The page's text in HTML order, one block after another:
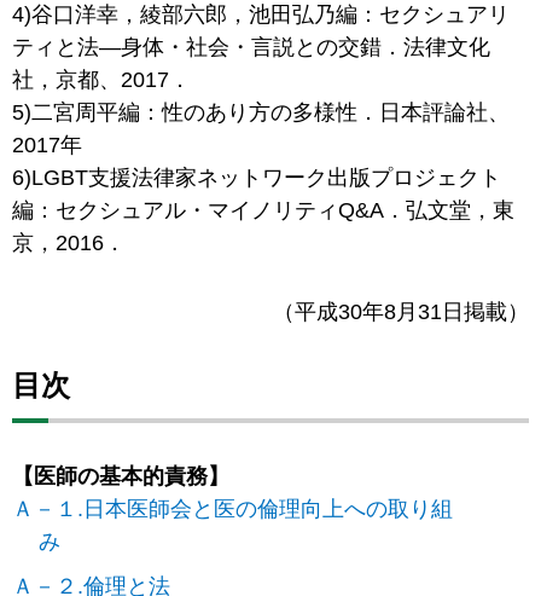
4)谷口洋幸，綾部六郎，池田弘乃編：セクシュアリ
ティと法―身体・社会・言説との交錯．法律文化
社，京都、2017．
5)二宮周平編：性のあり方の多様性．日本評論社、
2017年
6)LGBT支援法律家ネットワーク出版プロジェクト
編：セクシュアル・マイノリティQ&A．弘文堂，東
京，2016．
（平成30年8月31日掲載）
目次
【医師の基本的責務】
Ａ－１.日本医師会と医の倫理向上への取り組
み
Ａ－２.倫理と法